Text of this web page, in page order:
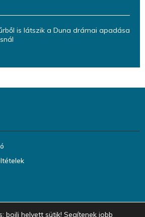
is látszik a Duna drámai apadása
bojli helyett sütik! Segítenek jobb